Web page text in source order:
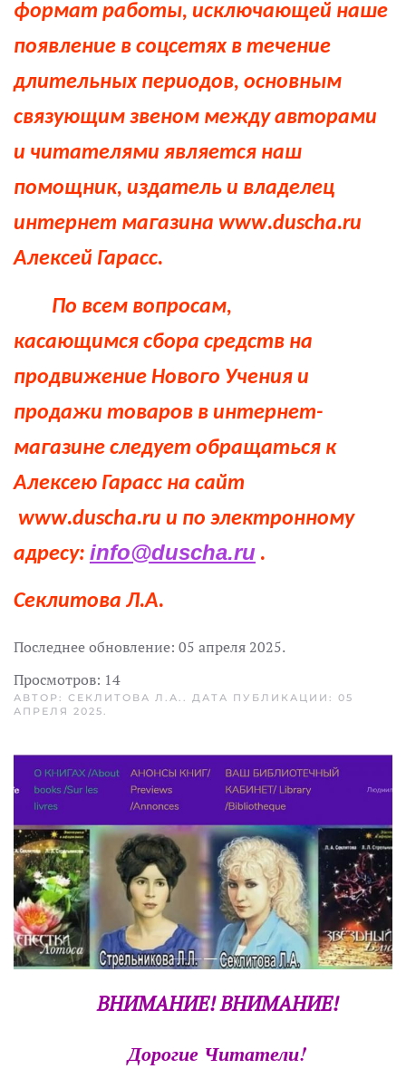
формат работы, исключающей наше
появление в соцсетях в течение
длительных периодов, основным
связующим звеном между авторами
и читателями является наш
помощник, издатель и владелец
интернет магазина www.duscha.ru
Алексей Гарасс.
По всем вопросам,
касающимся сбора средств на
продвижение Нового Учения и
продажи товаров в интернет-
магазине следует обращаться к
Алексею Гарасс на сайт
www.duscha.ru и по электронному
адресу: info@duscha.ru .
Секлитова Л.А.
Последнее обновление: 05 апреля 2025.
Просмотров: 14
АВТОР: СЕКЛИТОВА Л.А.. ДАТА ПУБЛИКАЦИИ: 05
АПРЕЛЯ 2025.
ВНИМАНИЕ! ВНИМАНИЕ!
Дорогие Читатели!